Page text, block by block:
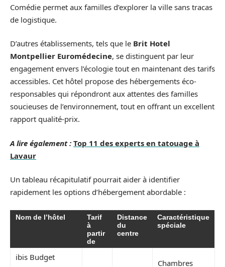
Comédie permet aux familles d’explorer la ville sans tracas
de logistique.
D’autres établissements, tels que le Brit Hotel
Montpellier Euromédecine, se distinguent par leur
engagement envers l’écologie tout en maintenant des tarifs
accessibles. Cet hôtel propose des hébergements éco-
responsables qui répondront aux attentes des familles
soucieuses de l’environnement, tout en offrant un excellent
rapport qualité-prix.
A lire également : Top 11 des experts en tatouage à
Lavaur
Un tableau récapitulatif pourrait aider à identifier
rapidement les options d’hébergement abordable :
Nom de l’hôtel
Tarif
à
partir
de
Distance
du
centre
Caractéristique
spéciale
ibis Budget
Chambres